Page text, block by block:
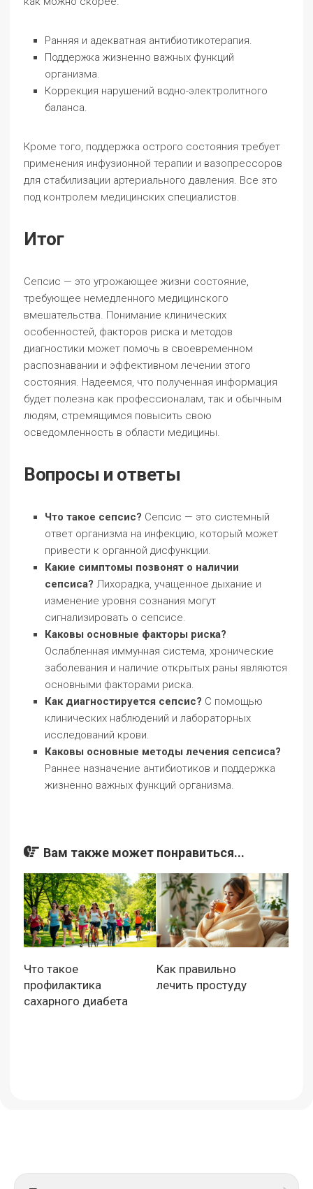
Ранняя и адекватная антибиотикотерапия.
Поддержка жизненно важных функций
организма.
Коррекция нарушений водно-электролитного
баланса.
Кроме того, поддержка острого состояния требует
применения инфузионной терапии и вазопрессоров
для стабилизации артериального давления. Все это
под контролем медицинских специалистов.
Итог
Сепсис — это угрожающее жизни состояние,
требующее немедленного медицинского
вмешательства. Понимание клинических
особенностей, факторов риска и методов
диагностики может помочь в своевременном
распознавании и эффективном лечении этого
состояния. Надеемся, что полученная информация
будет полезна как профессионалам, так и обычным
людям, стремящимся повысить свою
осведомленность в области медицины.
Вопросы и ответы
Что такое сепсис? Сепсис — это системный
ответ организма на инфекцию, который может
привести к органной дисфункции.
Какие симптомы позвонят о наличии
сепсиса? Лихорадка, учащенное дыхание и
изменение уровня сознания могут
сигнализировать о сепсисе.
Каковы основные факторы риска?
Ослабленная иммунная система, хронические
заболевания и наличие открытых раны являются
основными факторами риска.
Как диагностируется сепсис? С помощью
клинических наблюдений и лабораторных
исследований крови.
Каковы основные методы лечения сепсиса?
Раннее назначение антибиотиков и поддержка
жизненно важных функций организма.
Вам также может понравиться...
Что такое
профилактика
сахарного диабета
Как правильно
лечить простуду